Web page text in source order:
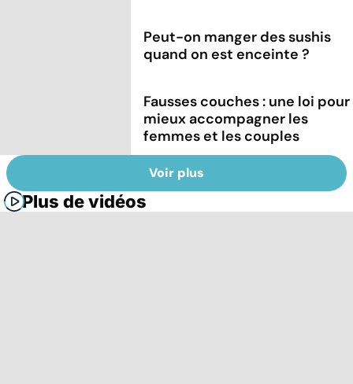
Peut-on manger des sushis
quand on est enceinte ?
Fausses couches : une loi pour
mieux accompagner les
femmes et les couples
Voir plus
Plus de vidéos